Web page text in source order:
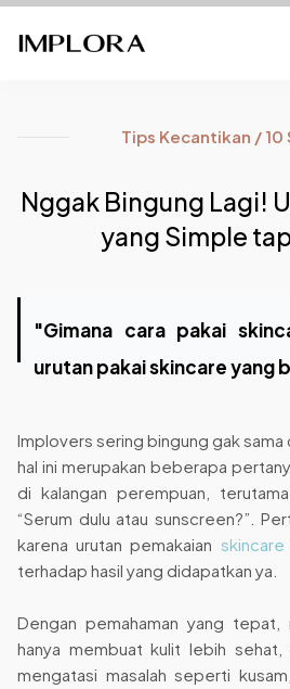
Tips Kecantikan / 10
Nggak Bingung Lagi!
yang Simple
"Gimana cara pakai
urutan pakai skincare yang
Implovers sering bingung gak sama
hal ini merupakan beberapa
di kalangan perempuan,
“Serum dulu atau sunscreen?”.
karena urutan pemakaian skincare
terhadap hasil yang didapatkan ya.
Dengan pemahaman yang tepat,
hanya membuat kulit lebih
mengatasi masalah seperti